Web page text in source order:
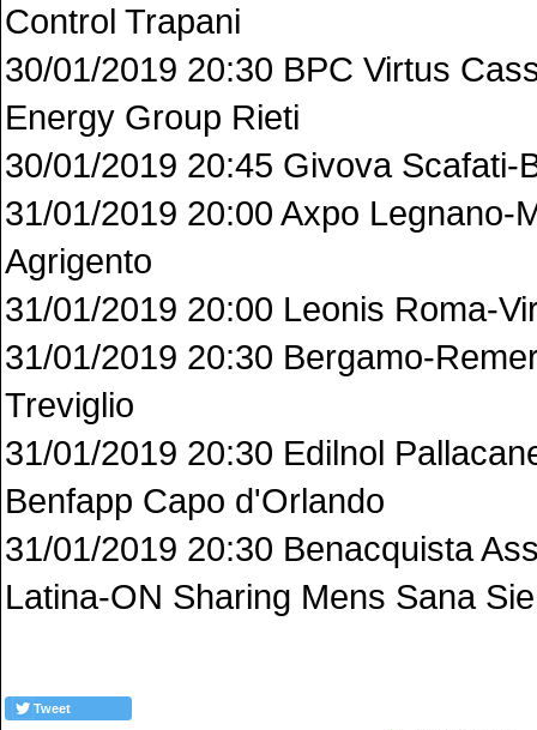
Control Trapani
30/01/2019 20:30 BPC Virtus
Energy Group Rieti
30/01/2019 20:45 Givova Scafati-
31/01/2019 20:00 Axpo Legnano-
Agrigento
31/01/2019 20:00 Leonis Roma-
31/01/2019 20:30 Bergamo-
Treviglio
31/01/2019 20:30 Edilnol
Benfapp Capo d'Orlando
31/01/2019 20:30 Benacquista
Latina-ON Sharing Mens Sana
Tweet